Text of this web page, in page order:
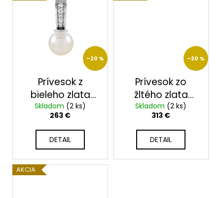
–20 %
Prívesok z
bieleho zlata
85911BP
Skladom (2 ks)
263 €
DETAIL
–20 %
Prívesok zo
žltého zlata
2444Z
Skladom (2 ks)
313 €
DETAIL
AKCIA